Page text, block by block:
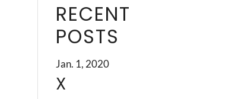
RECENT
POSTS
Jan. 1, 2020
X